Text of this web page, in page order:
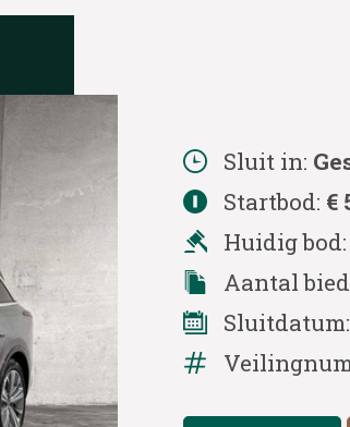
Sluit in:
Startbod: €
Huidig bod:
Aantal
Sluitdatum: